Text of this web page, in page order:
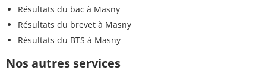
Résultats du bac à Masny
Résultats du brevet à Masny
Résultats du BTS à Masny
Nos autres services